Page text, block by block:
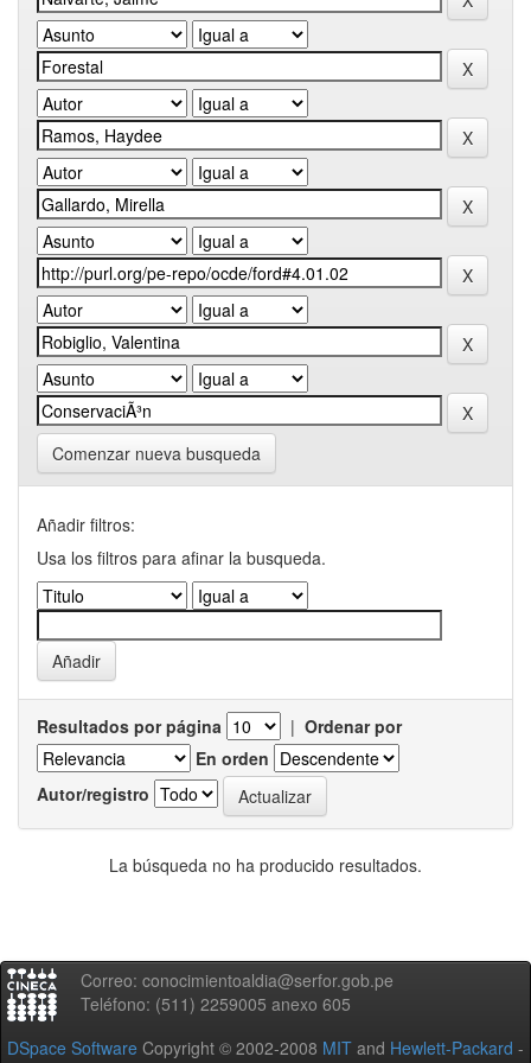
Comenzar nueva busqueda
Añadir filtros:
Usa los filtros para afinar la busqueda.
Resultados por página | Ordenar por
En orden
Autor/registro
La búsqueda no ha producido resultados.
Correo: conocimientoaldia@serfor.gob.pe
Teléfono: (511) 2259005 anexo 605
DSpace Software Copyright © 2002-2008 MIT and Hewlett-Packard -